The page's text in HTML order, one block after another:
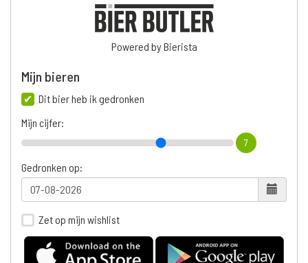
Powered by Bierista
Mijn bieren
Dit bier heb ik gedronken
Mijn cijfer:
7
Gedronken op:
Zet op mijn wishlist